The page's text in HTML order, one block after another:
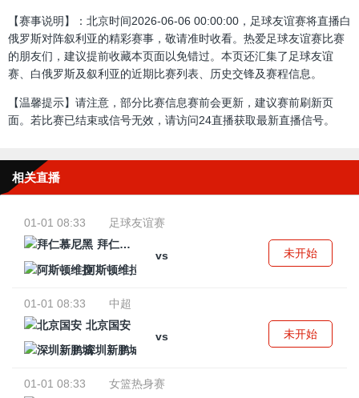
【赛事说明】：北京时间2026-06-06 00:00:00，足球友谊赛将直播白
俄罗斯对阵叙利亚的精彩赛事，敬请准时收看。热爱足球友谊赛比赛
的朋友们，建议提前收藏本页面以免错过。本页还汇集了足球友谊
赛、白俄罗斯及叙利亚的近期比赛列表、历史交锋及赛程信息。
【温馨提示】请注意，部分比赛信息赛前会更新，建议赛前刷新页
面。若比赛已结束或信号无效，请访问24直播获取最新直播信号。
相关直播
01-01 08:33
足球友谊赛
拜仁慕尼黑
vs
阿斯顿维拉
未开始
01-01 08:33
中超
北京国安
vs
深圳新鹏城
未开始
01-01 08:33
女篮热身赛